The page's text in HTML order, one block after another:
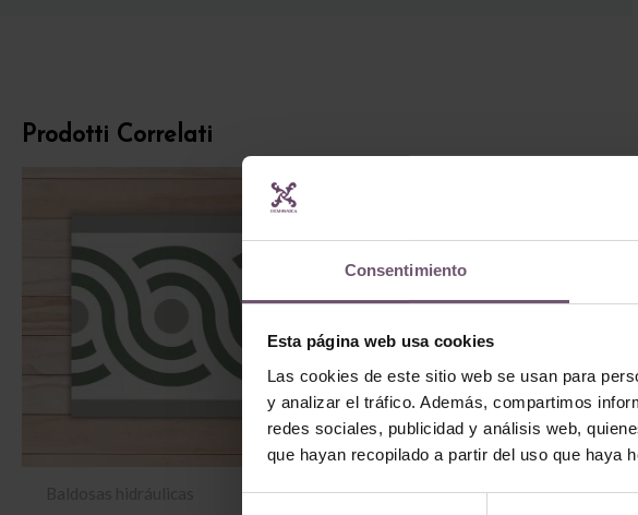
Consentimiento
Esta página web usa cookies
Las cookies de este sitio web se usan para
y analizar el tráfico. Además, compartimos
redes sociales, publicidad y análisis web,
que hayan recopilado a partir del uso que haya
Prodotti Correlati
Baldosas hidráulicas